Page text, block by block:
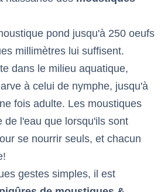
pond jusqu'à 250 oeufs
millimètres lui suffisent.
dans le milieu aquatique,
à celui de nymphe, jusqu'à
fois adulte. Les moustiques
de l'eau que lorsqu'ils sont
se nourrir seuls, et chacun
gestes simples, il est